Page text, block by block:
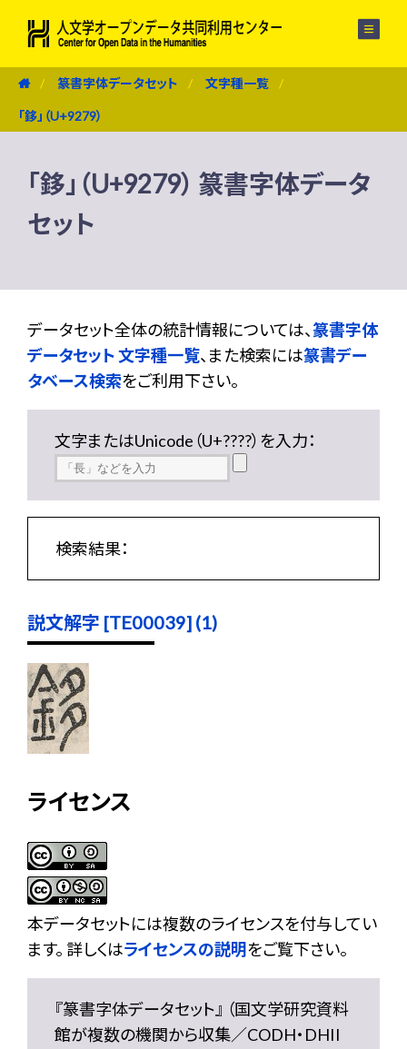
篆書字体データセット 文字種一覧
「鉹」（U+9279）
「鉹」（U+9279） 篆書字体データ
セット
データセット全体の統計情報については、篆書字体
データセット 文字種一覧、また検索には篆書デー
タベース検索をご利用下さい。
文字またはUnicode（U+????）を入力：
検索結果：
説文解字 [TE00039] (1)
ライセンス
本データセットには複数のライセンスを付与してい
ます。 詳しくはライセンスの説明をご覧下さい。
『篆書字体データセット』 （国文学研究資料
館が複数の機関から収集／CODH・DHII